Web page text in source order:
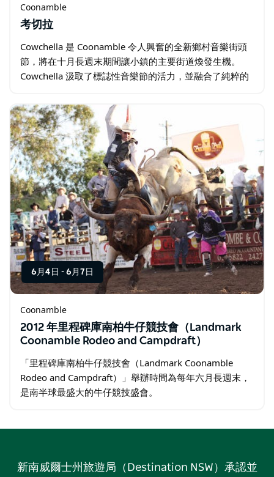
Coonamble
考切拉
Cowchella 是 Coonamble 令人興奮的全新鄉村音樂街頭
節，將在十月長週末期間讓小鎮的主要街道煥發生機。
Cowchella 汲取了標誌性音樂節的活力，並融合了純粹的
神…
6月4日 - 6月7日
Coonamble
2012 年里程碑庫南柏牛仔競技會（Landmark
Coonamble Rodeo and Campdraft）
「里程碑庫南柏牛仔競技會（Landmark Coonamble
Rodeo and Campdraft）」舉辦時間為每年六月長週末，
是南半球最盛大的牛仔競技盛會。
新南威爾士州旅遊局（Destination NSW）承認並